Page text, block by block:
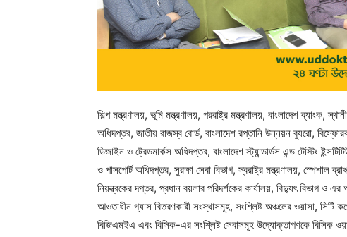
শিল্প মন্ত্রণালয়, ভূমি মন্ত্রণালয়, পররাষ্ট্র মন্ত্রণালয়, বাংলাদেশ ব্যাংক,
অধিদপ্তর, জাতীয় রাজস্ব বোর্ড, বাংলাদেশ রপ্তানি উন্নয়ন ব্যুরো,
ডিজাইন ও ট্রেডমার্কস অধিদপ্তর, বাংলাদেশ স্ট্যান্ডার্ডস এন্ড টেস্টিং
ও পাসপোর্ট অধিদপ্তর, সুরক্ষা সেবা বিভাগ, স্বরাষ্ট্র মন্ত্রণালয়,
নিয়ন্ত্রকের দপ্তর, প্রধান বয়লার পরিদর্শকের কার্যালয়, বিদ্যুৎ বিভাগ ও
আওতাধীন গ্যাস বিতরণকারী সংস্থাসমূহ, সংশ্লিষ্ট অঞ্চলের ওয়াসা, সিটি
বিজিএমইএ এবং বিসিক-এর সংশ্লিষ্ট সেবাসমূহ উদ্যোক্তাগণকে বিসিক